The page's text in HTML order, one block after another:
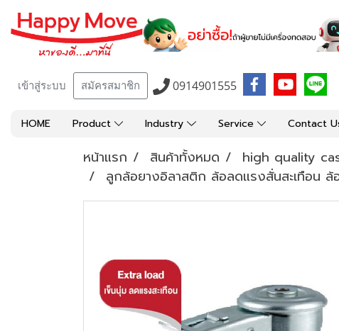
เข้าสู่ระบบ สมัครสมาชิก 0914901555
HOME Product Industry Service Contact
หน้าแรก สินค้าทั้งหมด high quality
ลูกล้อยางอิลาสติก ล้อลดแรงสั่นสะเทือน ล้